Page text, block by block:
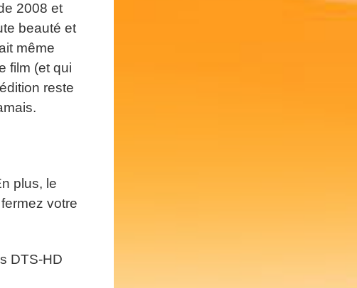
2008 et
beauté et
même
film (et qui
reste
plus, le
votre
DTS-HD